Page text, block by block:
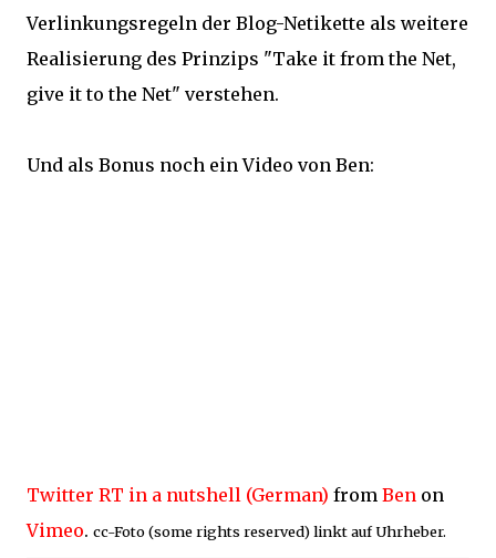
Verlinkungsregeln der Blog-Netikette als weitere
Realisierung des Prinzips "Take it from the Net,
give it to the Net" verstehen.
Und als Bonus noch ein Video von Ben:
Twitter RT in a nutshell (German) from Ben on
Vimeo. cc-Foto (some rights reserved) linkt auf Uhrheber.